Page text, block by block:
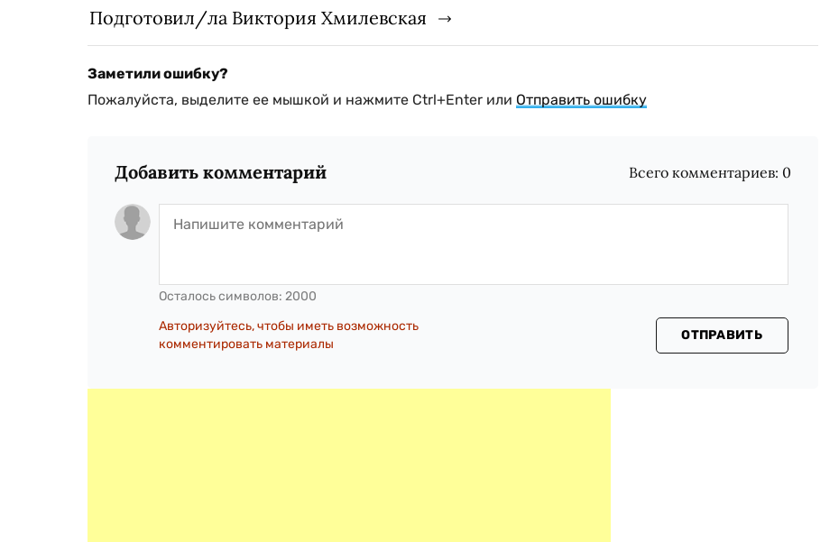
Подготовил/ла Виктория Хмилевская
Заметили ошибку?
Пожалуйста, выделите ее мышкой и нажмите Ctrl+Enter или Отправить ошибку
Добавить комментарий Всего комментариев: 0
Осталось символов: 2000
Авторизуйтесь, чтобы иметь возможность
комментировать материалы
ОТПРАВИТЬ